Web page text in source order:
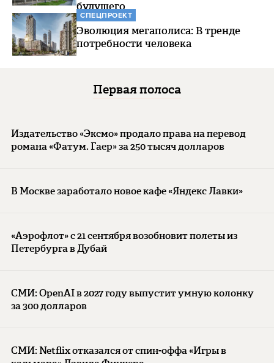
будущего
СПЕЦПРОЕКТ
Эволюция мегаполиса: В тренде
потребности человека
Первая полоса
Издательство «Эксмо» продало права на перевод
романа «Фатум. Гаер» за 250 тысяч долларов
В Москве заработало новое кафе «Яндекс Лавки»
«Аэрофлот» с 21 сентября возобновит полеты из
Петербурга в Дубай
СМИ: OpenAI в 2027 году выпустит умную колонку
за 300 долларов
СМИ: Netflix отказался от спин-оффа «Игры в